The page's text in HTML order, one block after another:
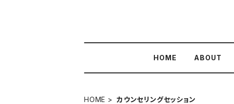
HOME ABOUT
HOME カウンセリングセッション